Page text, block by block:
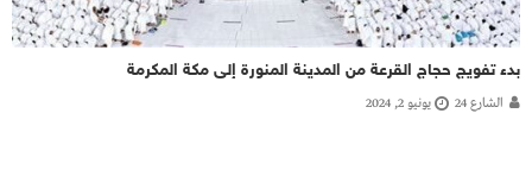
بدء تفويج حجاج القرعة من المدينة المنورة إلى مكة المكرمة
الشارع 24 يونيو 2, 2024